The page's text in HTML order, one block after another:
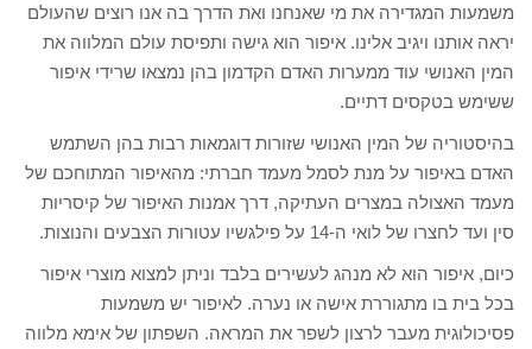
משמעות המגדירה את מי שאנחנו ואת הדרך בה אנו רוצים שהעולם
יראה אותנו ויגיב אלינו. איפור הוא גישה ותפיסת עולם המלווה את
המין האנושי עוד ממערות האדם הקדמון בהן נמצאו שרידי איפור
ששימש בטקסים דתיים.
בהיסטוריה של המין האנושי שזורות דוגמאות רבות בהן השתמש
האדם באיפור על מנת לסמל מעמד חברתי: מהאיפור המתוחכם של
מעמד האצולה במצרים העתיקה, דרך אמנות האיפור של קיסריות
סין ועד לחצרו של לואי ה-14 על פילגשיו עטורות הצבעים והנוצות.
כיום, איפור הוא לא מנהג לעשירים בלבד וניתן למצוא מוצרי איפור
בכל בית בו מתגוררת אישה או נערה. לאיפור יש משמעות
פסיכולוגית מעבר לרצון לשפר את המראה. השפתון של אימא מלווה